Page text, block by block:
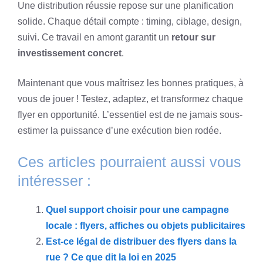
Une distribution réussie repose sur une planification
solide. Chaque détail compte : timing, ciblage, design,
suivi. Ce travail en amont garantit un retour sur
investissement concret.
Maintenant que vous maîtrisez les bonnes pratiques, à
vous de jouer ! Testez, adaptez, et transformez chaque
flyer en opportunité. L’essentiel est de ne jamais sous-
estimer la puissance d’une exécution bien rodée.
Ces articles pourraient aussi vous
intéresser :
Quel support choisir pour une campagne
locale : flyers, affiches ou objets publicitaires
Est-ce légal de distribuer des flyers dans la
rue ? Ce que dit la loi en 2025